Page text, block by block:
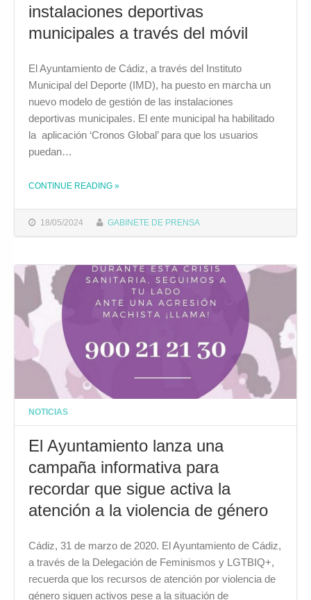
instalaciones deportivas
municipales a través del móvil
18/05/2024 GABINETE DE PRENSA
El Ayuntamiento de Cádiz, a través del Instituto
Municipal del Deporte (IMD), ha puesto en marcha un
nuevo modelo de gestión de las instalaciones
deportivas municipales. El ente municipal ha habilitado
la aplicación ‘Cronos Global’ para que los usuarios
puedan…
CONTINUE READING THE "EL IMD IMPLANTA UNA APLICACIÓN PARA EL ALQUILER DE LAS INSTALACIONES DEPORTIVAS MUNICIPALES A TRAVÉS DEL MÓVIL"
»
NOTICIAS
El Ayuntamiento lanza una
campaña informativa para
recordar que sigue activa la
atención a la violencia de género
Cádiz, 31 de marzo de 2020. El Ayuntamiento de Cádiz,
a través de la Delegación de Feminismos y LGTBIQ+,
recuerda que los recursos de atención por violencia de
género siguen activos pese a la situación de